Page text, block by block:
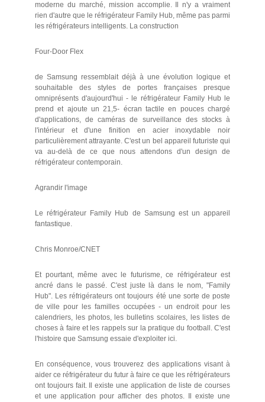
moderne du marché, mission accomplie. Il n'y a vraiment
rien d'autre que le réfrigérateur Family Hub, même pas parmi
les réfrigérateurs intelligents. La construction
Four-Door Flex
de Samsung ressemblait déjà à une évolution logique et
souhaitable des styles de portes françaises presque
omniprésents d'aujourd'hui - le réfrigérateur Family Hub le
prend et ajoute un 21,5- écran tactile en pouces chargé
d'applications, de caméras de surveillance des stocks à
l'intérieur et d'une finition en acier inoxydable noir
particulièrement attrayante. C'est un bel appareil futuriste qui
va au-delà de ce que nous attendons d'un design de
réfrigérateur contemporain.
Agrandir l'image
Le réfrigérateur Family Hub de Samsung est un appareil
fantastique.
Chris Monroe/CNET
Et pourtant, même avec le futurisme, ce réfrigérateur est
ancré dans le passé. C'est juste là dans le nom, "Family
Hub". Les réfrigérateurs ont toujours été une sorte de poste
de ville pour les familles occupées - un endroit pour les
calendriers, les photos, les bulletins scolaires, les listes de
choses à faire et les rappels sur la pratique du football. C'est
l'histoire que Samsung essaie d'exploiter ici.
En conséquence, vous trouverez des applications visant à
aider ce réfrigérateur du futur à faire ce que les réfrigérateurs
ont toujours fait. Il existe une application de liste de courses
et une application pour afficher des photos. Il existe une